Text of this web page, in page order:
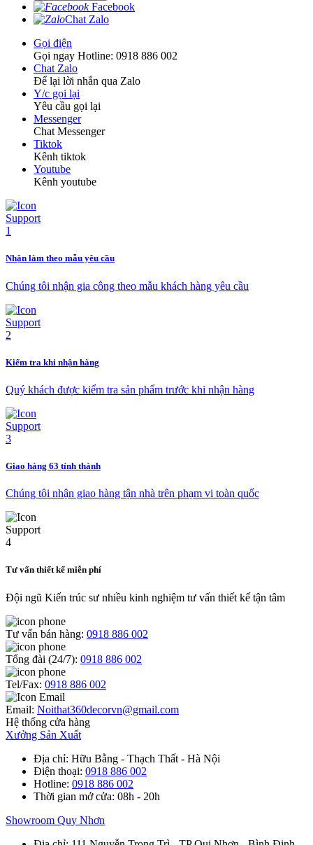
Facebook
Chat Zalo
Gọi điện
Gọi ngay Hotline: 0918 886 002
Chat Zalo
Để lại lời nhắn qua Zalo
Y/c gọi lại
Yêu cầu gọi lại
Messenger
Chat Messenger
Tiktok
Kênh tiktok
Youtube
Kênh youtube
Nhận làm theo mẫu yêu cầu
Chúng tôi nhận gia công theo mẫu khách hàng yêu cầu
Kiểm tra khi nhận hàng
Quý khách được kiểm tra sản phẩm trước khi nhận hàng
Giao hàng 63 tỉnh thành
Chúng tôi nhận giao hàng tận nhà trên phạm vi toàn quốc
Tư vấn thiết kế miễn phí
Đội ngũ Kiến trúc sư nhiều kinh nghiệm tư vấn thiết kế tận tâm
Tư vấn bán hàng: 0918 886 002
Tổng đài (24/7): 0918 886 002
Tel/Fax: 0918 886 002
Email: Noithat360decorvn@gmail.com
Hệ thống cửa hàng
Xưởng Sản Xuất
Địa chỉ: Hữu Bằng - Thạch Thất - Hà Nội
Điện thoại: 0918 886 002
Hotline: 0918 886 002
Thời gian mở cửa: 08h - 20h
Showroom Quy Nhơn